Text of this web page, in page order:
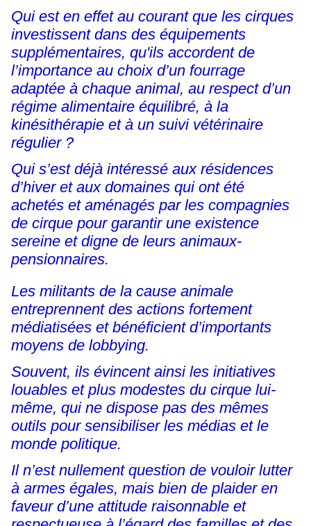
Qui est en effet au courant que les cirques
investissent dans des équipements
supplémentaires, qu'ils accordent de
l’importance au choix d’un fourrage
adaptée à chaque animal, au respect d’un
régime alimentaire équilibré, à la
kinésithérapie et à un suivi vétérinaire
régulier ?
Qui s’est déjà intéressé aux résidences
d’hiver et aux domaines qui ont été
achetés et aménagés par les compagnies
de cirque pour garantir une existence
sereine et digne de leurs animaux-
pensionnaires.
Les militants de la cause animale
entreprennent des actions fortement
médiatisées et bénéficient d’importants
moyens de lobbying.
Souvent, ils évincent ainsi les initiatives
louables et plus modestes du cirque lui-
même, qui ne dispose pas des mêmes
outils pour sensibiliser les médias et le
monde politique.
Il n’est nullement question de vouloir lutter
à armes égales, mais bien de plaider en
faveur d’une attitude raisonnable et